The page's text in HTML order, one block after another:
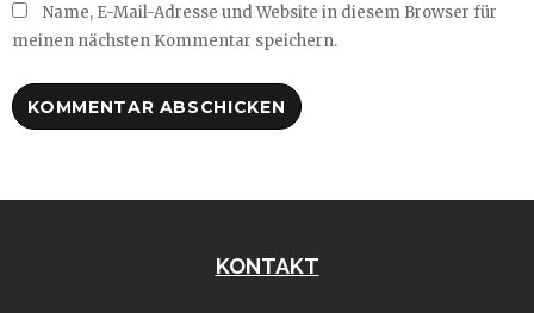
Name, E-Mail-Adresse und Website in diesem Browser für
meinen nächsten Kommentar speichern.
KONTAKT